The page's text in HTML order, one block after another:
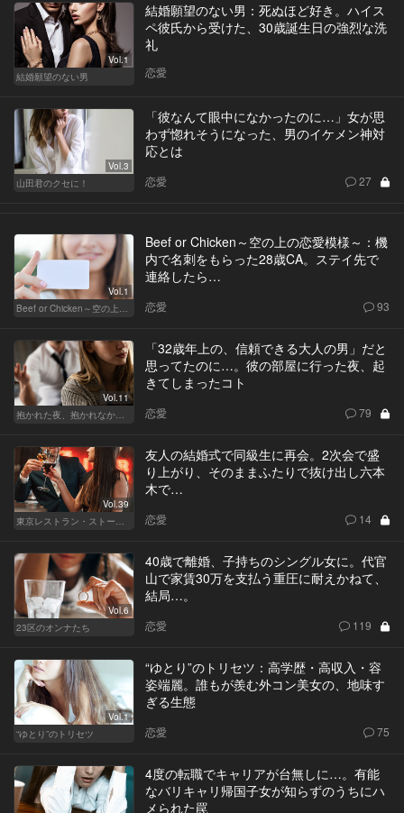
Vol.1
結婚願望のない男
結婚願望のない男：死ぬほど好き。ハイス
ペ彼氏から受けた、30歳誕生日の強烈な洗
礼
恋愛
Vol.3
山田君のクセに！
「彼なんて眼中になかったのに…」女が思
わず惚れそうになった、男のイケメン神対
応とは
恋愛 27
Vol.1
Beef or Chicken～空の上の恋愛模様～
Beef or Chicken～空の上の恋愛模様～：機
内で名刺をもらった28歳CA。ステイ先で
連絡したら…
恋愛 93
Vol.11
抱かれた夜、抱かれなかった夜
「32歳年上の、信頼できる大人の男」だと
思ってたのに…。彼の部屋に行った夜、起
きてしまったコト
恋愛 79
Vol.39
東京レストラン・ストーリー
友人の結婚式で同級生に再会。2次会で盛
り上がり、そのままふたりで抜け出し六本
木で…
恋愛 14
Vol.6
23区のオンナたち
40歳で離婚、子持ちのシングル女に。代官
山で家賃30万を支払う重圧に耐えかねて、
結局…。
恋愛 119
Vol.1
“ゆとり”のトリセツ
“ゆとり”のトリセツ：高学歴・高収入・容
姿端麗。誰もが羨む外コン美女の、地味す
ぎる生態
恋愛 75
4度の転職でキャリアが台無しに…。有能
なバリキャリ帰国子女が知らずのうちにハ
メられた罠